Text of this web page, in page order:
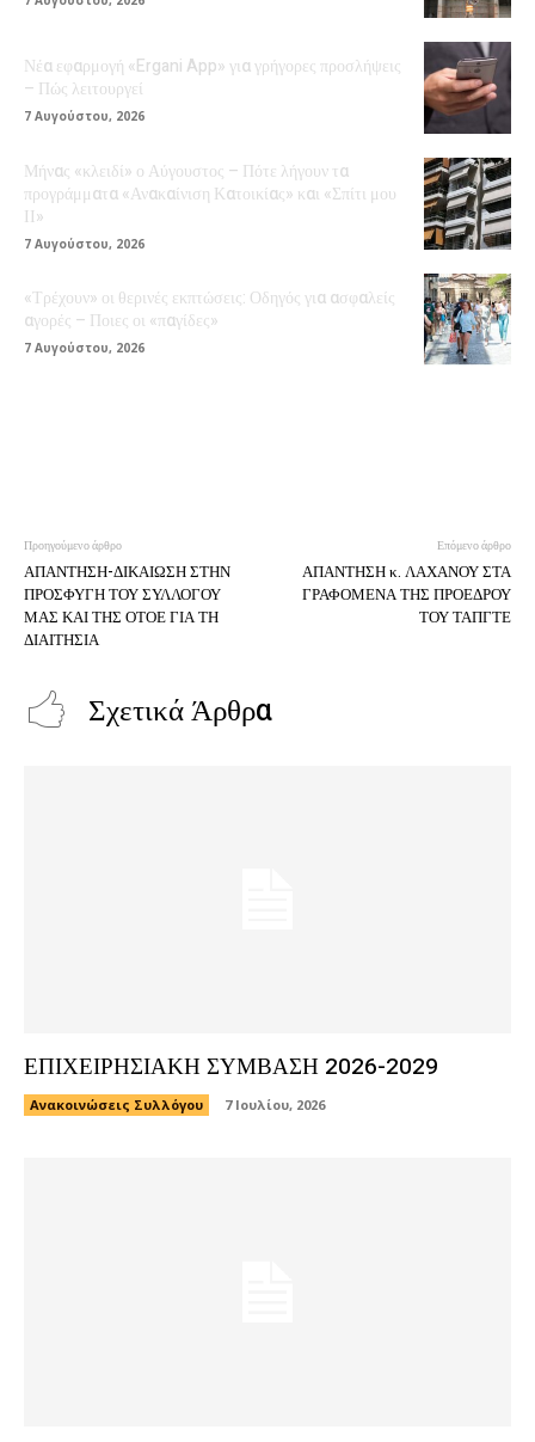
Νέα εφαρμογή «Ergani App» για γρήγορες προσλήψεις
– Πώς λειτουργεί
7 Αυγούστου, 2026
Μήνας «κλειδί» ο Αύγουστος – Πότε λήγουν τα
προγράμματα «Ανακαίνιση Κατοικίας» και «Σπίτι μου
ΙΙ»
7 Αυγούστου, 2026
«Τρέχουν» οι θερινές εκπτώσεις: Οδηγός για ασφαλείς
αγορές – Ποιες οι «παγίδες»
7 Αυγούστου, 2026
Προηγούμενο άρθρο
ΑΠΑΝΤΗΣΗ-ΔΙΚΑΙΩΣΗ ΣΤΗΝ
ΠΡΟΣΦΥΓΗ ΤΟΥ ΣΥΛΛΟΓΟΥ
ΜΑΣ ΚΑΙ ΤΗΣ ΟΤΟΕ ΓΙΑ ΤΗ
ΔΙΑΙΤΗΣΙΑ
Επόμενο άρθρο
ΑΠΑΝΤΗΣΗ κ. ΛΑΧΑΝΟΥ ΣΤΑ
ΓΡΑΦΟΜΕΝΑ ΤΗΣ ΠΡΟΕΔΡΟΥ
ΤΟΥ ΤΑΠΓΤΕ
Σχετικά Άρθρα
ΕΠΙΧΕΙΡΗΣΙΑΚΗ ΣΥΜΒΑΣΗ 2026-2029
Ανακοινώσεις Συλλόγου 7 Ιουλίου, 2026